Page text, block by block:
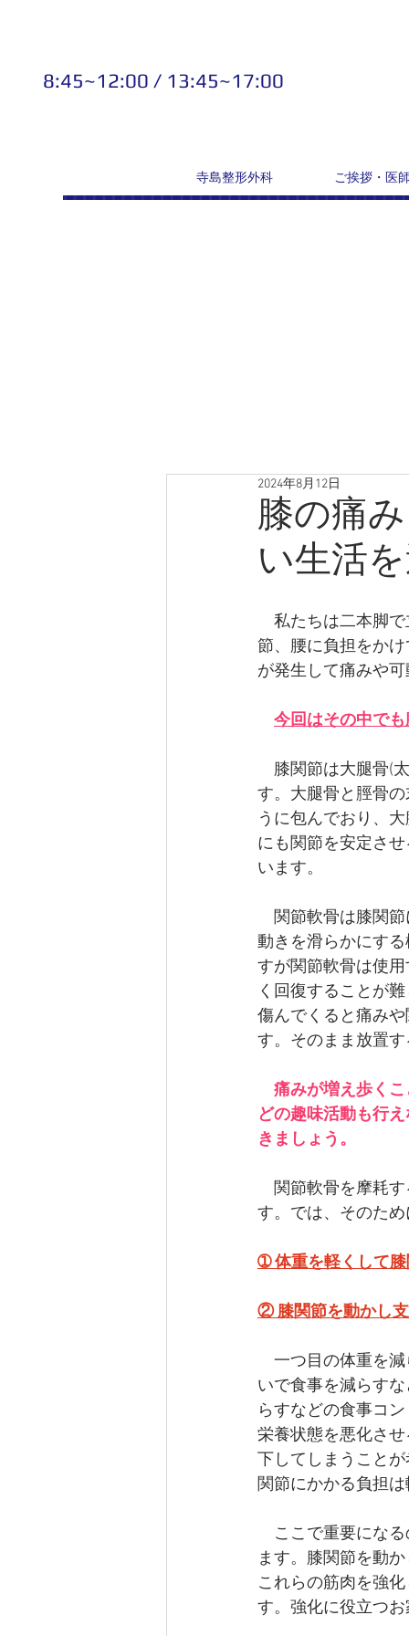
8:45~12:00 / 13:45~17:00
寺島整形外科 ご挨拶・医
膝の痛
い生活
2024年8月12日
私たちは二本脚で
節、腰に負担をか
が発生して痛みや
今回はその中で
膝関節は大腿骨(
す。大腿骨と脛骨
うに包んでおり、
にも関節を安定さ
います。
関節軟骨は膝関節
動きを滑らかにす
すが関節軟骨は使
く回復することが
傷んでくると痛み
す。そのまま放置
痛みが増え歩く
どの趣味活動も行
きましょう。
関節軟骨を摩耗す
す。では、そのた
➀ 体重を軽くして
② 膝関節を動かし
一つ目の体重を減
いで食事を減らす
らすなどの食事コ
栄養状態を悪化さ
下してしまうこと
関節にかかる負担
ここで重要になる
ます。膝関節を動
これらの筋肉を強
す。強化に役立つ